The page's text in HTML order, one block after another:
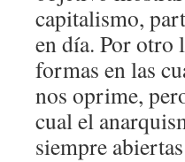
capitalismo,
en día. Por otro
formas en las
nos oprime,
cual el
siempre